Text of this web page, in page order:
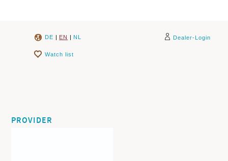
DE | EN | NL Dealer-Login
Watch list
PROVIDER